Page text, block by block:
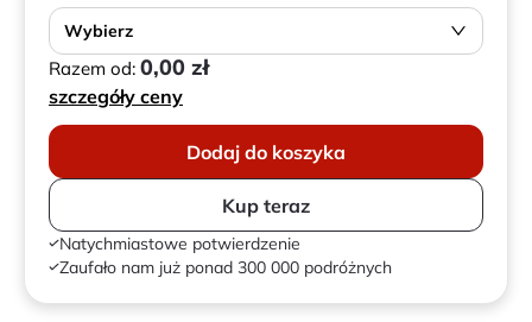
Wybierz
Razem od: 0,00 zł
szczegóły ceny
Dodaj do koszyka
Kup teraz
Natychmiastowe potwierdzenie
Zaufało nam już ponad 300 000 podróżnych